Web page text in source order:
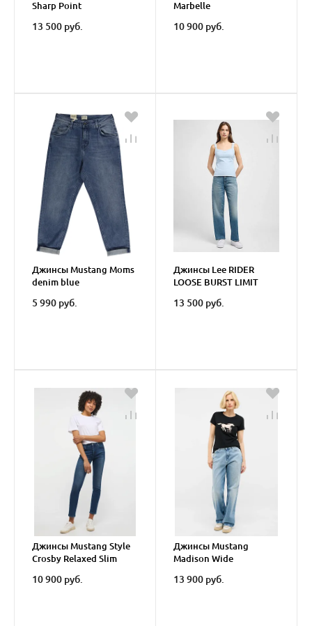
Sharp Point
13 500 руб.
Marbelle
10 900 руб.
Джинсы Mustang Moms
denim blue
5 990 руб.
Джинсы Lee RIDER
LOOSE BURST LIMIT
13 500 руб.
Джинсы Mustang Style
Crosby Relaxed Slim
10 900 руб.
Джинсы Mustang
Madison Wide
13 900 руб.